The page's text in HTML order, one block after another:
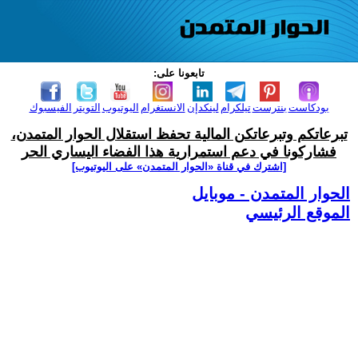
تابعونا على:
الفيسبوك التويتر اليوتيوب الانستغرام لينكدإن تيلكرامبنترست بودكاست
تبرعاتكم وتبرعاتكن المالية تحفظ استقلال الحوار المتمدن،
فشاركونا في دعم استمرارية هذا الفضاء اليساري الحر
[اشترك في قناة ‫«الحوار المتمدن» على اليوتيوب]
الحوار المتمدن - موبايل
الموقع الرئيسي